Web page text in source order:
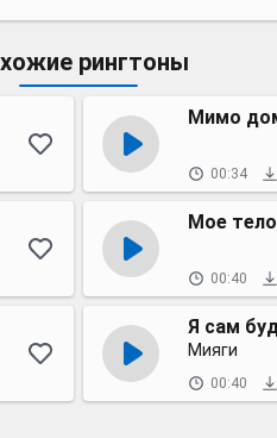
рингтоны
Мимо
00:34
Мое
00:40
Я сам
Мияги
00:40